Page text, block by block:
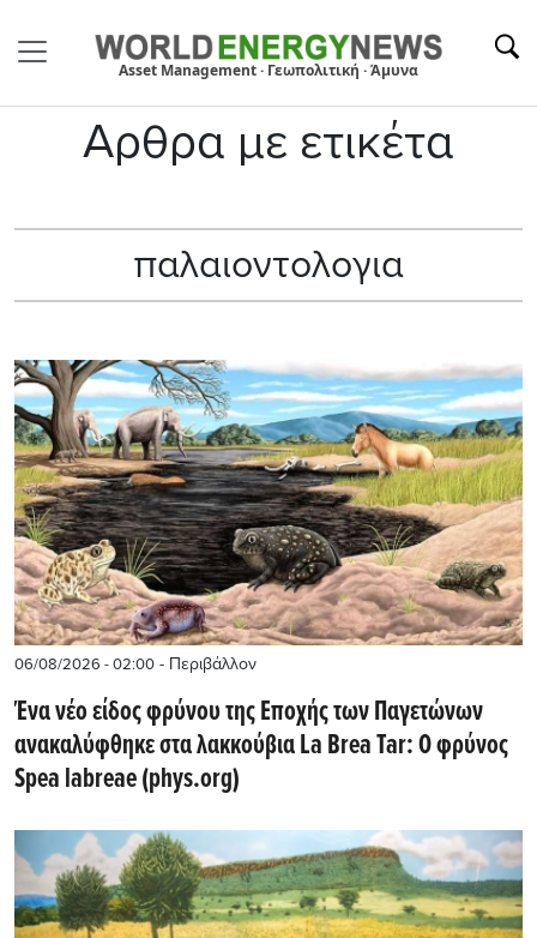
Asset Management · Γεωπολιτική · Άμυνα
Αρθρα με ετικέτα
παλαιοντολογια
06/08/2026 - 02:00 - Περιβάλλον
Ένα νέο είδος φρύνου της Εποχής των Παγετώνων
ανακαλύφθηκε στα λακκούβια La Brea Tar: Ο φρύνος
Spea labreae (phys.org)